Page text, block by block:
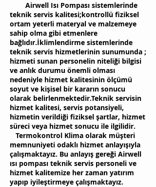
Airwell Isı Pompası sistemlerinde
teknik servis kalitesi;kontrollü fiziksel
ortam yeterli materyal ve malzemeye
sahip olma gibi etmenlere
bağlıdır.İklimlendirme sistemlerinde
teknik servis hizmetlerinin sunumunda ;
hizmeti sunan personelin niteliği bilgisi
ve anlık durumu önemli olması
nedeniyle hizmet kalitesinin ölçümü
soyut ve kişisel bir kararın sonucu
olarak belirlenmektedir.Teknik servisin
hizmet kalitesi, servis potansiyeli,
hizmetin verildiği fiziksel şartlar, hizmet
süreci veya hizmet sonucu ile ilgilidir.
Termokontrol Klima olarak müşteri
memnuniyeti odaklı hizmet anlayışıyla
çalışmaktayız. Bu anlayış gereği Airwell
ısı pompası teknik servis personeli ve
hizmet kalitemize her zaman yatırım
yapıp iyileştirmeye çalışmaktayız.